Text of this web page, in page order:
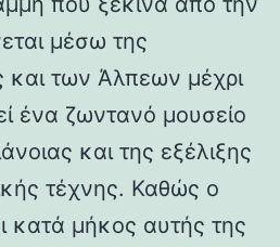
μέσω της
και των Άλπεων μέχρι
ένα ζωντανό μουσείο
και της εξέλιξης
τέχνης. Καθώς ο
κατά μήκος αυτής της